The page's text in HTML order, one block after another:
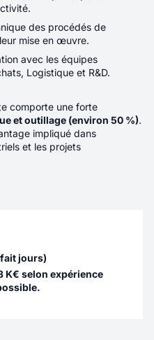
Partiel
composée de leads
et de
techniques et
une place
- Equipements
des procédés de
mise en œuvre.
avec les équipes
Logistique et R&D.
comporte une forte
et outillage (environ 50 %).
impliqué dans
et les projets
jours)
K€ selon expérience